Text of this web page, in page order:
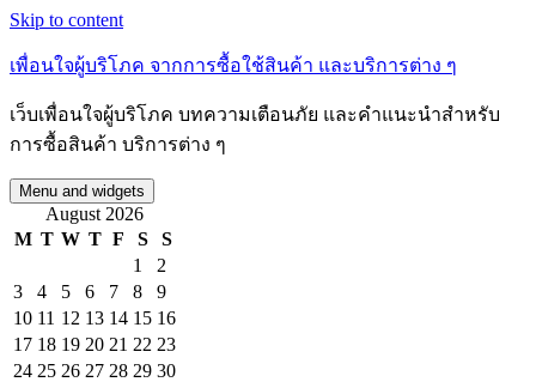
Skip to content
เพื่อนใจผู้บริโภค จากการซื้อใช้สินค้า และบริการต่าง ๆ
เว็บเพื่อนใจผู้บริโภค บทความเตือนภัย และคำแนะนำสำหรับ
การซื้อสินค้า บริการต่าง ๆ
Menu and widgets
August 2026
M T W T F S
S
1
2
3
4 5 6 7 8
9
10 11 12 13 14 15 16
17 18 19 20 21 22 23
24 25 26 27 28 29 30